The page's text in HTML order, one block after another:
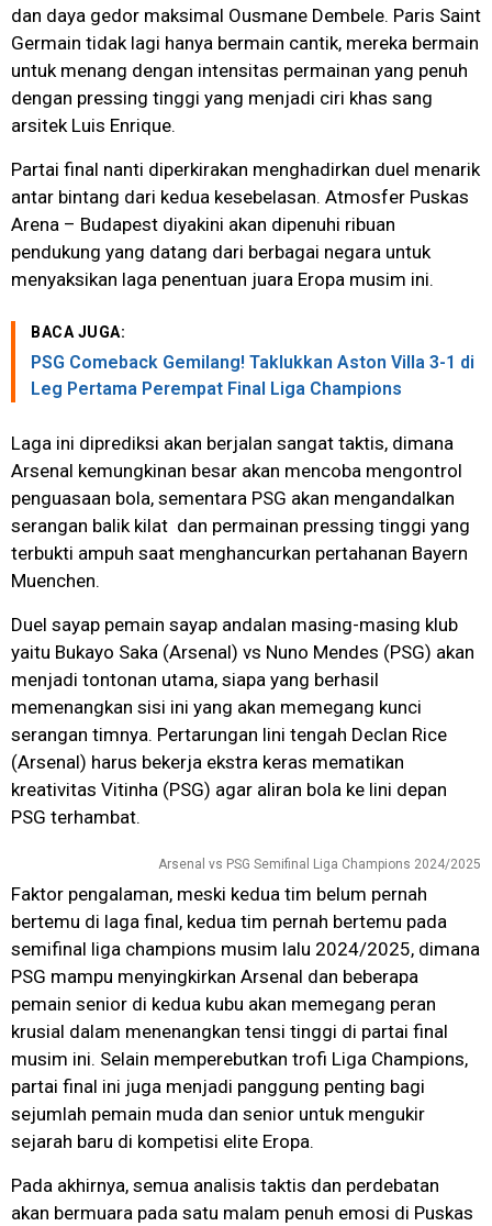
dan daya gedor maksimal Ousmane Dembele. Paris Saint
Germain tidak lagi hanya bermain cantik, mereka bermain
untuk menang dengan intensitas permainan yang penuh
dengan pressing tinggi yang menjadi ciri khas sang
arsitek Luis Enrique.
Partai final nanti diperkirakan menghadirkan duel menarik
antar bintang dari kedua kesebelasan. Atmosfer Puskas
Arena – Budapest diyakini akan dipenuhi ribuan
pendukung yang datang dari berbagai negara untuk
menyaksikan laga penentuan juara Eropa musim ini.
BACA JUGA:
PSG Comeback Gemilang! Taklukkan Aston Villa 3-1 di
Leg Pertama Perempat Final Liga Champions
Laga ini diprediksi akan berjalan sangat taktis, dimana
Arsenal kemungkinan besar akan mencoba mengontrol
penguasaan bola, sementara PSG akan mengandalkan
serangan balik kilat dan permainan pressing tinggi yang
terbukti ampuh saat menghancurkan pertahanan Bayern
Muenchen.
Duel sayap pemain sayap andalan masing-masing klub
yaitu Bukayo Saka (Arsenal) vs Nuno Mendes (PSG) akan
menjadi tontonan utama, siapa yang berhasil
memenangkan sisi ini yang akan memegang kunci
serangan timnya. Pertarungan lini tengah Declan Rice
(Arsenal) harus bekerja ekstra keras mematikan
kreativitas Vitinha (PSG) agar aliran bola ke lini depan
PSG terhambat.
Arsenal vs PSG Semifinal Liga Champions 2024/2025
Faktor pengalaman, meski kedua tim belum pernah
bertemu di laga final, kedua tim pernah bertemu pada
semifinal liga champions musim lalu 2024/2025, dimana
PSG mampu menyingkirkan Arsenal dan beberapa
pemain senior di kedua kubu akan memegang peran
krusial dalam menenangkan tensi tinggi di partai final
musim ini. Selain memperebutkan trofi Liga Champions,
partai final ini juga menjadi panggung penting bagi
sejumlah pemain muda dan senior untuk mengukir
sejarah baru di kompetisi elite Eropa.
Pada akhirnya, semua analisis taktis dan perdebatan
akan bermuara pada satu malam penuh emosi di Puskas